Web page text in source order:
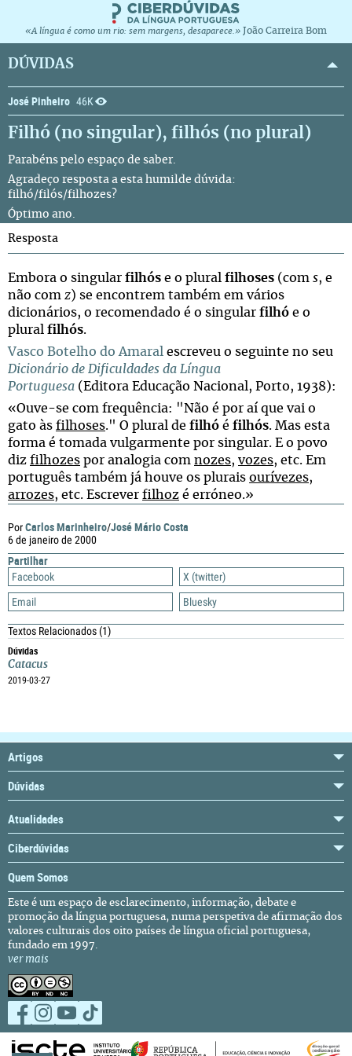
«A língua é como um rio: sem margens, desaparece.» João Carreira Bom
DÚVIDAS
José Pinheiro 46K
Filhó (no singular), filhós (no plural)
Parabéns pelo espaço de saber.
Agradeço resposta a esta humilde dúvida:
filhó/filós/filhozes?
Óptimo ano.
PorCarlos Marinheiro/José Mário Costa
6 de janeiro de 2000
Partilhar
Facebook
X (twitter)
Email
Bluesky
Textos Relacionados(1)
Dúvidas
Catacus
2019-03-27
Resposta
Embora o singular filhós e o plural filhoses (com s, e
não com z) se encontrem também em vários
dicionários, o recomendado é o singular filhó e o
plural filhós.
Vasco Botelho do Amaral
escreveu o seguinte no seu
Dicionário de Dificuldades da Língua
Portuguesa (Editora Educação Nacional, Porto, 1938):
«Ouve-se com frequência: "Não é por aí que vai o
gato às filhoses." O plural de filhó é filhós. Mas esta
forma é tomada vulgarmente por singular. E o povo
diz filhozes por analogia com nozes, vozes, etc. Em
português também já houve os plurais ourívezes,
arrozes, etc. Escrever filhoz é erróneo.»
Artigos
Dúvidas
Atualidades
Ciberdúvidas
Quem Somos
Este é um espaço de esclarecimento, informação, debate e
promoção da língua portuguesa, numa perspetiva de afirmação dos
valores culturais dos oito países de língua oficial portuguesa,
fundado em 1997.
ver mais